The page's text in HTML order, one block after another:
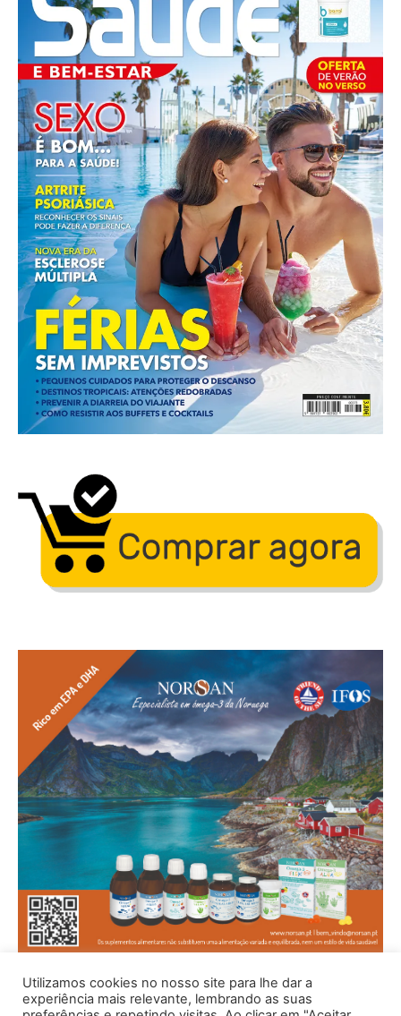
Utilizamos cookies no nosso site para lhe dar a
experiência mais relevante, lembrando as suas